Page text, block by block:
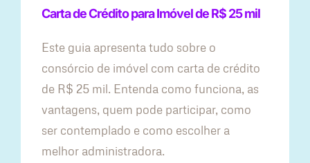
Carta de Crédito para Imóvel de R$ 25 mil
Este guia apresenta tudo sobre o
consórcio de imóvel com carta de crédito
de R$ 25 mil. Entenda como funciona, as
vantagens, quem pode participar, como
ser contemplado e como escolher a
melhor administradora.